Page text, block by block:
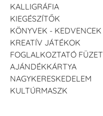
KALLIGRÁFIA
KIEGÉSZÍTŐK
KÖNYVEK - KEDVENCEK
KREATÍV JÁTÉKOK
FOGLALKOZTATÓ FÜZET
AJÁNDÉKKÁRTYA
NAGYKERESKEDELEM
KULTÚRMASZK